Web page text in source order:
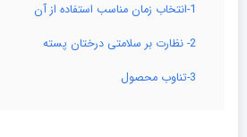
1-انتخاب زمان مناسب استفاده از آن
2- نظارت بر سلامتی درختان پسته
3-تناوب محصول